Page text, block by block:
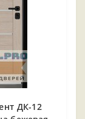
ДК-12